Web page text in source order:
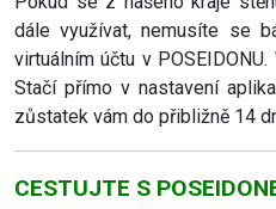
dále využívat, nemusíte se
virtuálním účtu v
Stačí přímo v nastavení
zůstatek vám do přibližně 14
CESTUJTE S